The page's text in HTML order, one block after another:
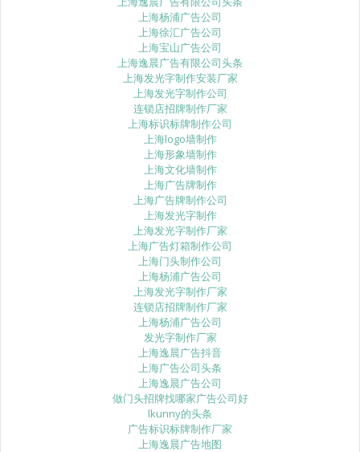
上海杨浦广告公司
上海徐汇广告公司
上海宝山广告公司
上海逸晨广告有限公司头条
上海发光字制作安装厂家
上海发光字制作公司
连锁店招牌制作厂家
上海标识标牌制作公司
上海logo墙制作
上海形象墙制作
上海文化墙制作
上海广告牌制作
上海广告牌制作公司
上海发光字制作
上海发光字制作厂家
上海广告灯箱制作公司
上海门头制作公司
上海杨浦广告公司
上海发光字制作厂家
连锁店招牌制作厂家
上海杨浦广告公司
发光字制作厂家
上海逸晨广告抖音
上海广告公司头条
上海逸晨广告公司
做门头招牌找哪家广告公司好
lkunny的头条
广告标识标牌制作厂家
上海逸晨广告地图